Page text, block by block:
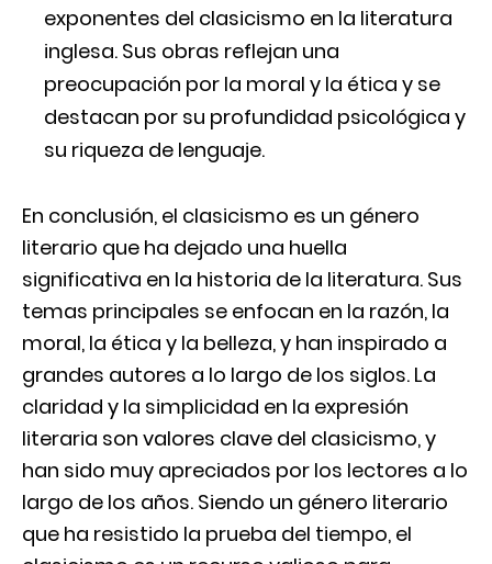
exponentes del clasicismo en la literatura
inglesa. Sus obras reflejan una
preocupación por la moral y la ética y se
destacan por su profundidad psicológica y
su riqueza de lenguaje.
En conclusión, el clasicismo es un género
literario que ha dejado una huella
significativa en la historia de la literatura. Sus
temas principales se enfocan en la razón, la
moral, la ética y la belleza, y han inspirado a
grandes autores a lo largo de los siglos. La
claridad y la simplicidad en la expresión
literaria son valores clave del clasicismo, y
han sido muy apreciados por los lectores a lo
largo de los años. Siendo un género literario
que ha resistido la prueba del tiempo, el